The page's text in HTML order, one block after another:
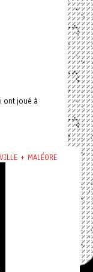
ont joué à
+ MALÉORE